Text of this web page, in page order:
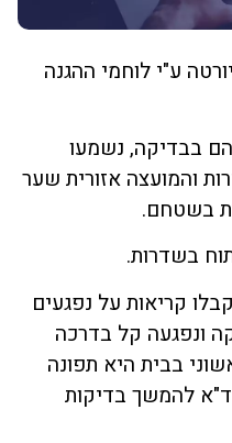
ע"י לוחמי ההגנה
בבדיקה, נשמעו
והמועצה אזורית שער
בשטחם.
בשדרות.
התקבלו קריאות על נפגעים
50 שהחליקה ונפגעה קל בדרכה
בבית היא תפונה
להמשך בדיקות